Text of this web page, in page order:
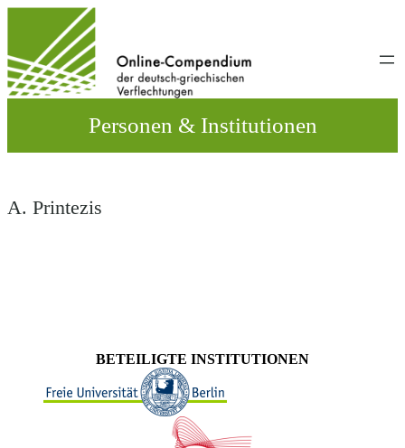
wechseln
Personen & Institutionen
A. Printezis
BETEILIGTE INSTITUTIONEN